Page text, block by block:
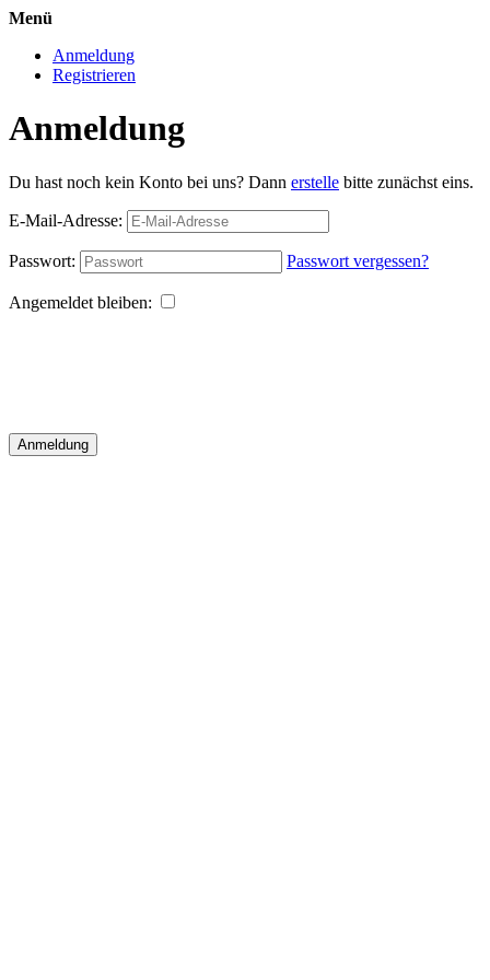
Menü
Anmeldung
Registrieren
Anmeldung
Du hast noch kein Konto bei uns? Dann erstelle bitte zunächst eins.
E-Mail-Adresse:
Passwort: Passwort vergessen?
Angemeldet bleiben:
Anmeldung